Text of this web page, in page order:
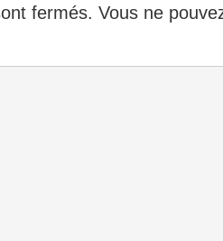
fermés. Vous ne